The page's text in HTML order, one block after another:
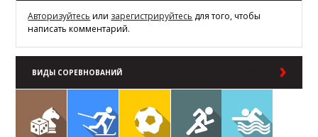
Авторизуйтесь или зарегистрируйтесь для того, чтобы
написать комментарий.
ВИДЫ СОРЕВНОВАНИЙ